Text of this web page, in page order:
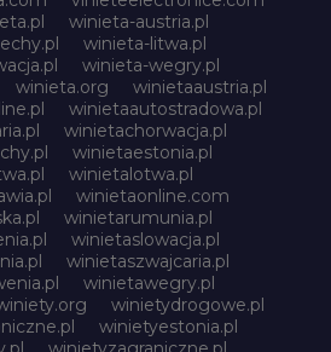
winieta-austria.pl
winieta-litwa.pl
winieta-wegry.pl
winieta.org
winietaaustria.pl
winietaautostradowa.pl
winietachorwacja.pl
winietaestonia.pl
winietalotwa.pl
winietaonline.com
winietarumunia.pl
winietaslowacja.pl
winietaszwajcaria.pl
winietawegry.pl
winietydrogowe.pl
winietyestonia.pl